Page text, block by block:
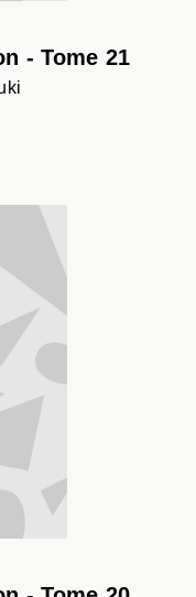
- Tome 21